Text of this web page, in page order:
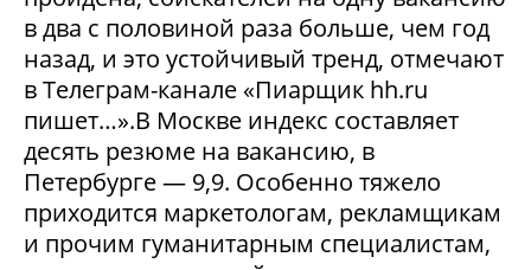
в два с половиной раза больше, чем год
назад, и это устойчивый тренд, отмечают
в Телеграм-канале «Пиарщик hh.ru
пишет…».В Москве индекс составляет
десять резюме на вакансию, в
Петербурге — 9,9. Особенно тяжело
приходится маркетологам, рекламщикам
и прочим гуманитарным специалистам,